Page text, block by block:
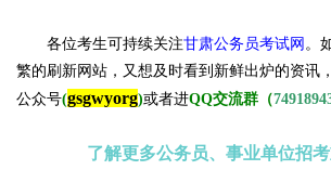
各位考生可持续关注甘肃公务员考试网 。
繁的刷新网站，又想及时看到新鲜出炉的资讯
公众号(gsgwyorg)或者进QQ交流群（
了解更多公务员、事业单位招